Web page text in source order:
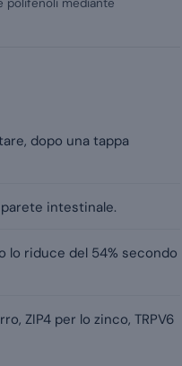
polifenoli mediante
dopo una tappa
intestinale.
lo riduce del 54% secondo
ZIP4 per lo zinco, TRPV6